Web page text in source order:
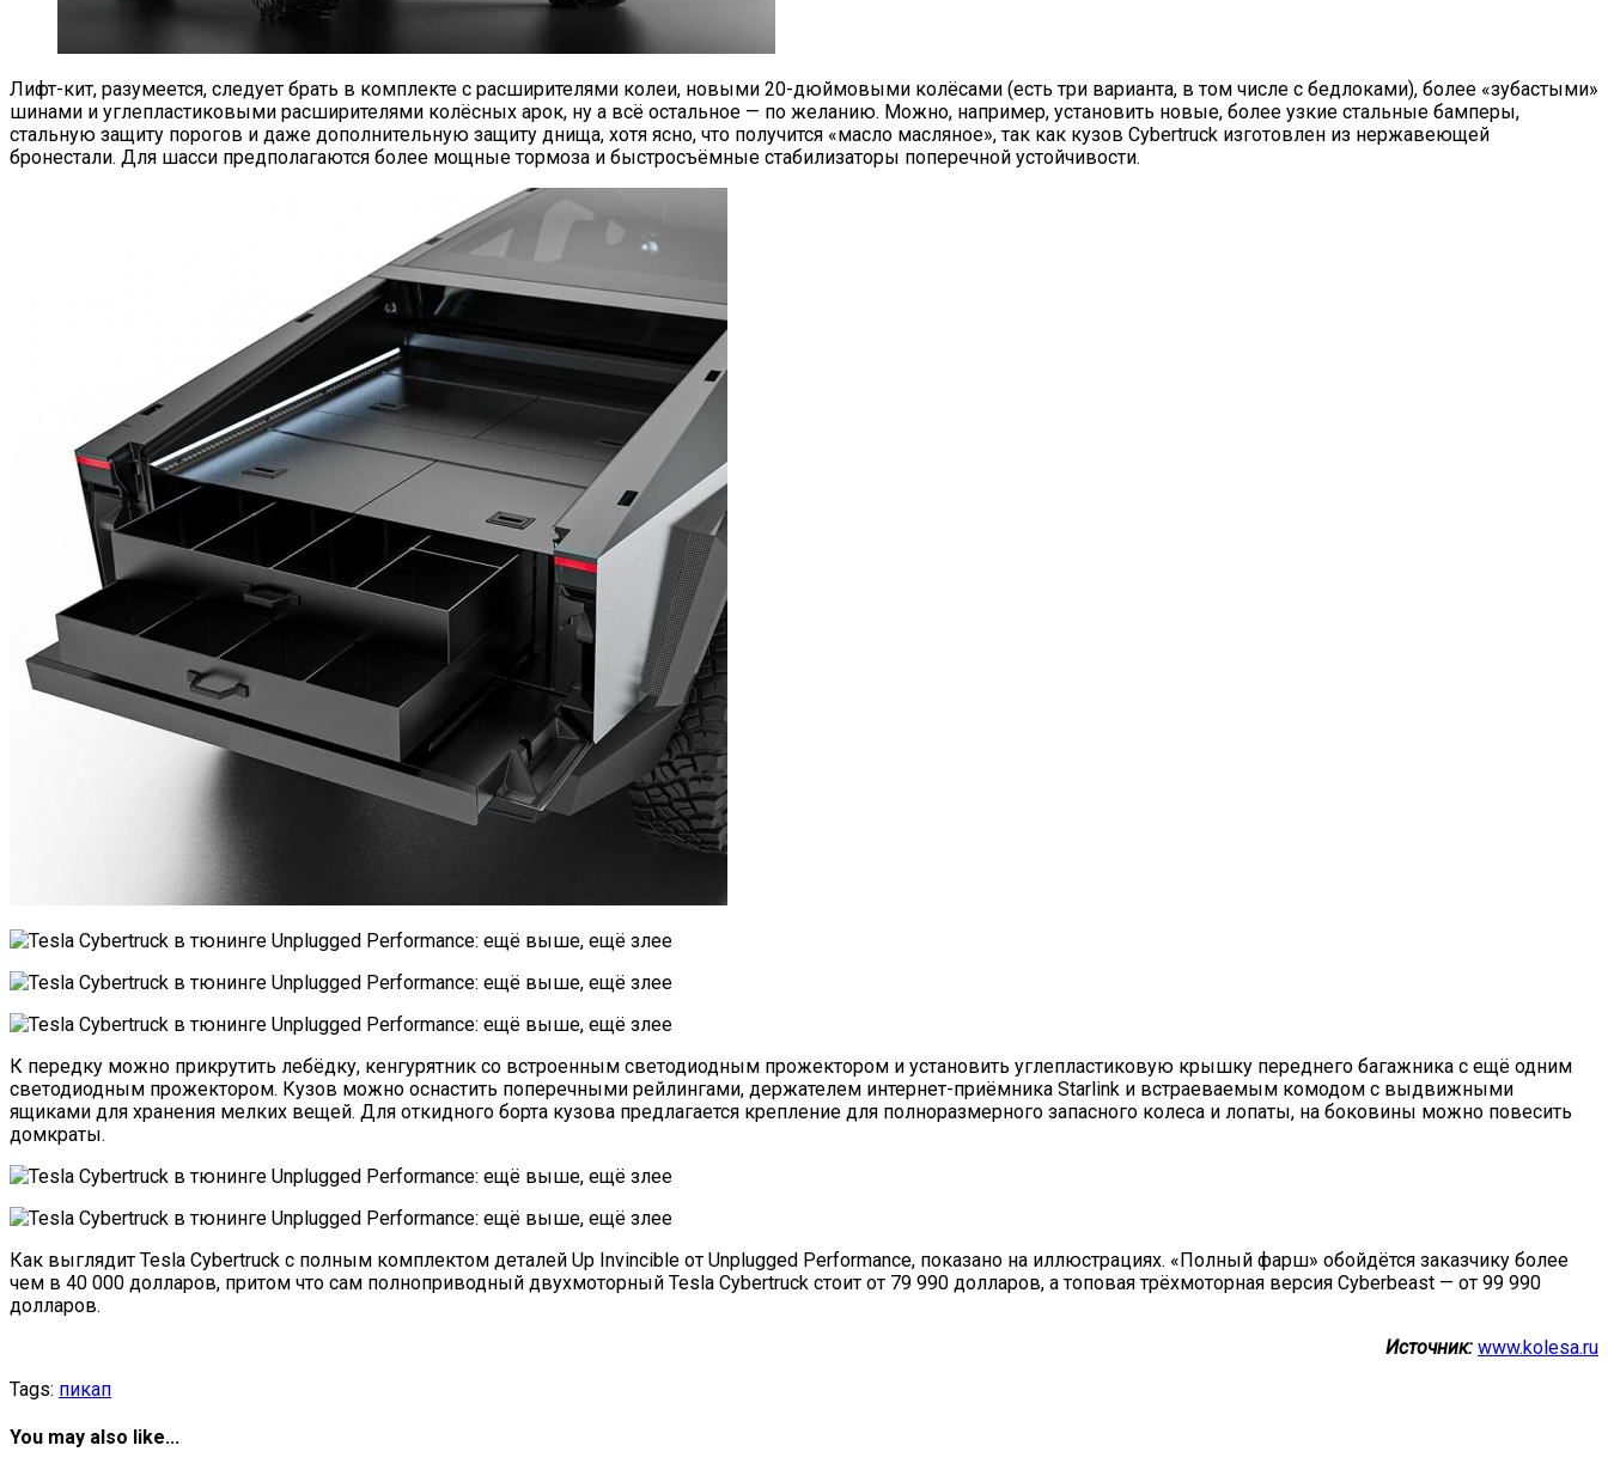
Лифт-кит, разумеется, следует брать в комплекте с расширителями колеи, новыми 20-дюймовыми колёсами (есть три варианта, в том числе с бедлоками), более «зубастыми»
шинами и углепластиковыми расширителями колёсных арок, ну а всё остальное — по желанию. Можно, например, установить новые, более узкие стальные бамперы,
стальную защиту порогов и даже дополнительную защиту днища, хотя ясно, что получится «масло масляное», так как кузов Cybertruck изготовлен из нержавеющей
бронестали. Для шасси предполагаются более мощные тормоза и быстросъёмные стабилизаторы поперечной устойчивости.
К передку можно прикрутить лебёдку, кенгурятник со встроенным светодиодным прожектором и установить углепластиковую крышку переднего багажника с ещё одним
светодиодным прожектором. Кузов можно оснастить поперечными рейлингами, держателем интернет-приёмника Starlink и встраеваемым комодом с выдвижными
ящиками для хранения мелких вещей. Для откидного борта кузова предлагается крепление для полноразмерного запасного колеса и лопаты, на боковины можно повесить
домкраты.
Как выглядит Tesla Cybertruck с полным комплектом деталей Up Invincible от Unplugged Performance, показано на иллюстрациях. «Полный фарш» обойдётся заказчику более
чем в 40 000 долларов, притом что сам полноприводный двухмоторный Tesla Cybertruck стоит от 79 990 долларов, а топовая трёхмоторная версия Cyberbeast — от 99 990
долларов.
Источник: www.kolesa.ru
Tags: пикап
You may also like...